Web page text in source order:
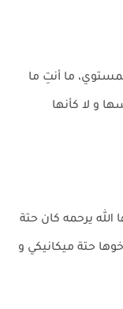
ما أنتِ ما
و لا كأنها
الله يرحمه كان حتة
حتة ميكانيكي و